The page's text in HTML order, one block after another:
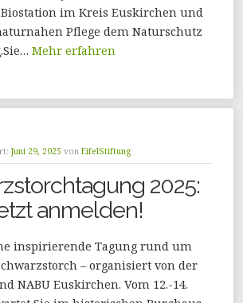
im Kreis Euskirchen und
Pflege dem Naturschutz
Mehr erfahren
Juni 29, 2025 von EifelStiftung
2025:
anmelden!
inspirierende Tagung rund um
– organisiert von der
NABU Euskirchen. Vom 12.-14.